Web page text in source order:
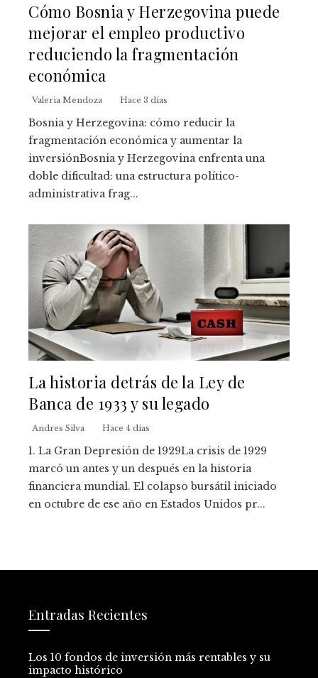
Cómo Bosnia y Herzegovina puede
mejorar el empleo productivo
reduciendo la fragmentación
económica
Valeria Mendoza Hace 3 días
Bosnia y Herzegovina: cómo reducir la
fragmentación económica y aumentar la
inversiónBosnia y Herzegovina enfrenta una
doble dificultad: una estructura político-
administrativa frag...
La historia detrás de la Ley de
Banca de 1933 y su legado
Andres Silva Hace 4 días
1. La Gran Depresión de 1929La crisis de 1929
marcó un antes y un después en la historia
financiera mundial. El colapso bursátil iniciado
en octubre de ese año en Estados Unidos pr...
Entradas Recientes
Los 10 fondos de inversión más rentables y su
impacto histórico